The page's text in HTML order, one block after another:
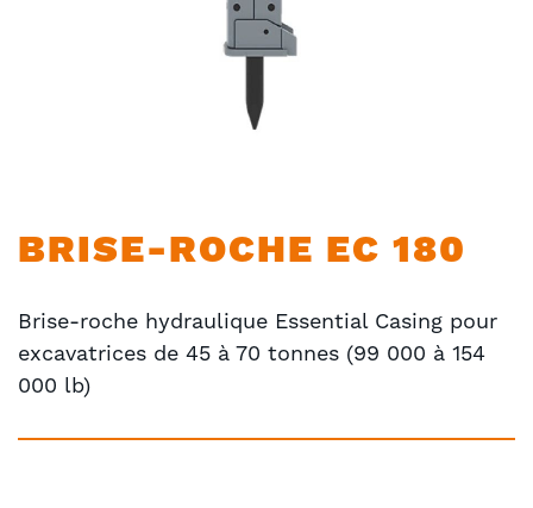
to
of
the
images
BRISE-ROCHE EC 180
Brise-roche hydraulique Essential Casing pour
excavatrices de 45 à 70 tonnes (99 000 à 154
000 lb)